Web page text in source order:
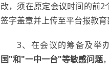
改，须在原定会议时间的前
签字盖章并上传至平台报教育
3、在会议的筹备及举
国"和"一中一台"等敏感问题